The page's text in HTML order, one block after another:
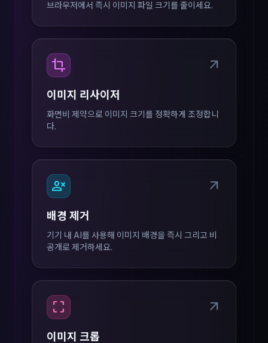
브라우저에서 즉시 이미지 파일 크기를 줄이세요.
crop arrow_outward
이미지 리사이저
화면비 제약으로 이미지 크기를 정확하게 조정합니
다.
person_cancel arrow_outward
배경 제거
기기 내 AI를 사용해 이미지 배경을 즉시 그리고 비
공개로 제거하세요.
crop_free arrow_outward
이미지 크롭